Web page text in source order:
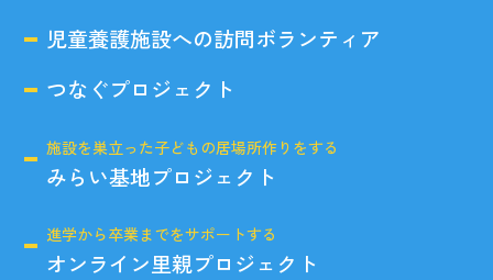
児童養護施設への訪問ボランティア
つなぐプロジェクト
施設を巣立った子どもの居場所作りをする
みらい基地プロジェクト
進学から卒業までをサポートする
オンライン里親プロジェクト